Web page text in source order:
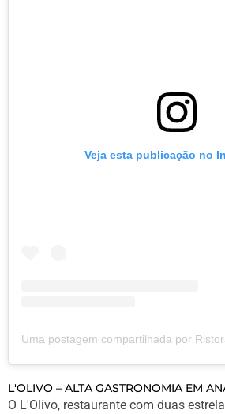
Veja esta publicação no
L'OLIVO – ALTA GASTRONOMIA EM
O L'Olivo, restaurante com duas